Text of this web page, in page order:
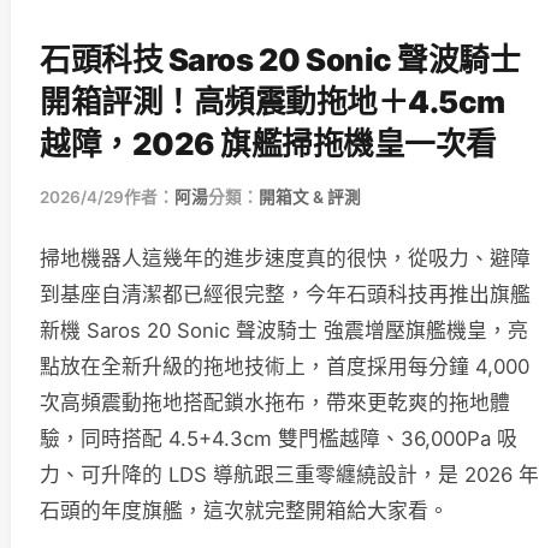
石頭科技 Saros 20 Sonic 聲波騎士
開箱評測！高頻震動拖地＋4.5cm
越障，2026 旗艦掃拖機皇一次看
2026/4/29作者： 阿湯分類： 開箱文 & 評測
掃地機器人這幾年的進步速度真的很快，從吸力、避障
到基座自清潔都已經很完整，今年石頭科技再推出旗艦
新機 Saros 20 Sonic 聲波騎士 強震增壓旗艦機皇，亮
點放在全新升級的拖地技術上，首度採用每分鐘 4,000
次高頻震動拖地搭配鎖水拖布，帶來更乾爽的拖地體
驗，同時搭配 4.5+4.3cm 雙門檻越障、36,000Pa 吸
力、可升降的 LDS 導航跟三重零纏繞設計，是 2026 年
石頭的年度旗艦，這次就完整開箱給大家看。